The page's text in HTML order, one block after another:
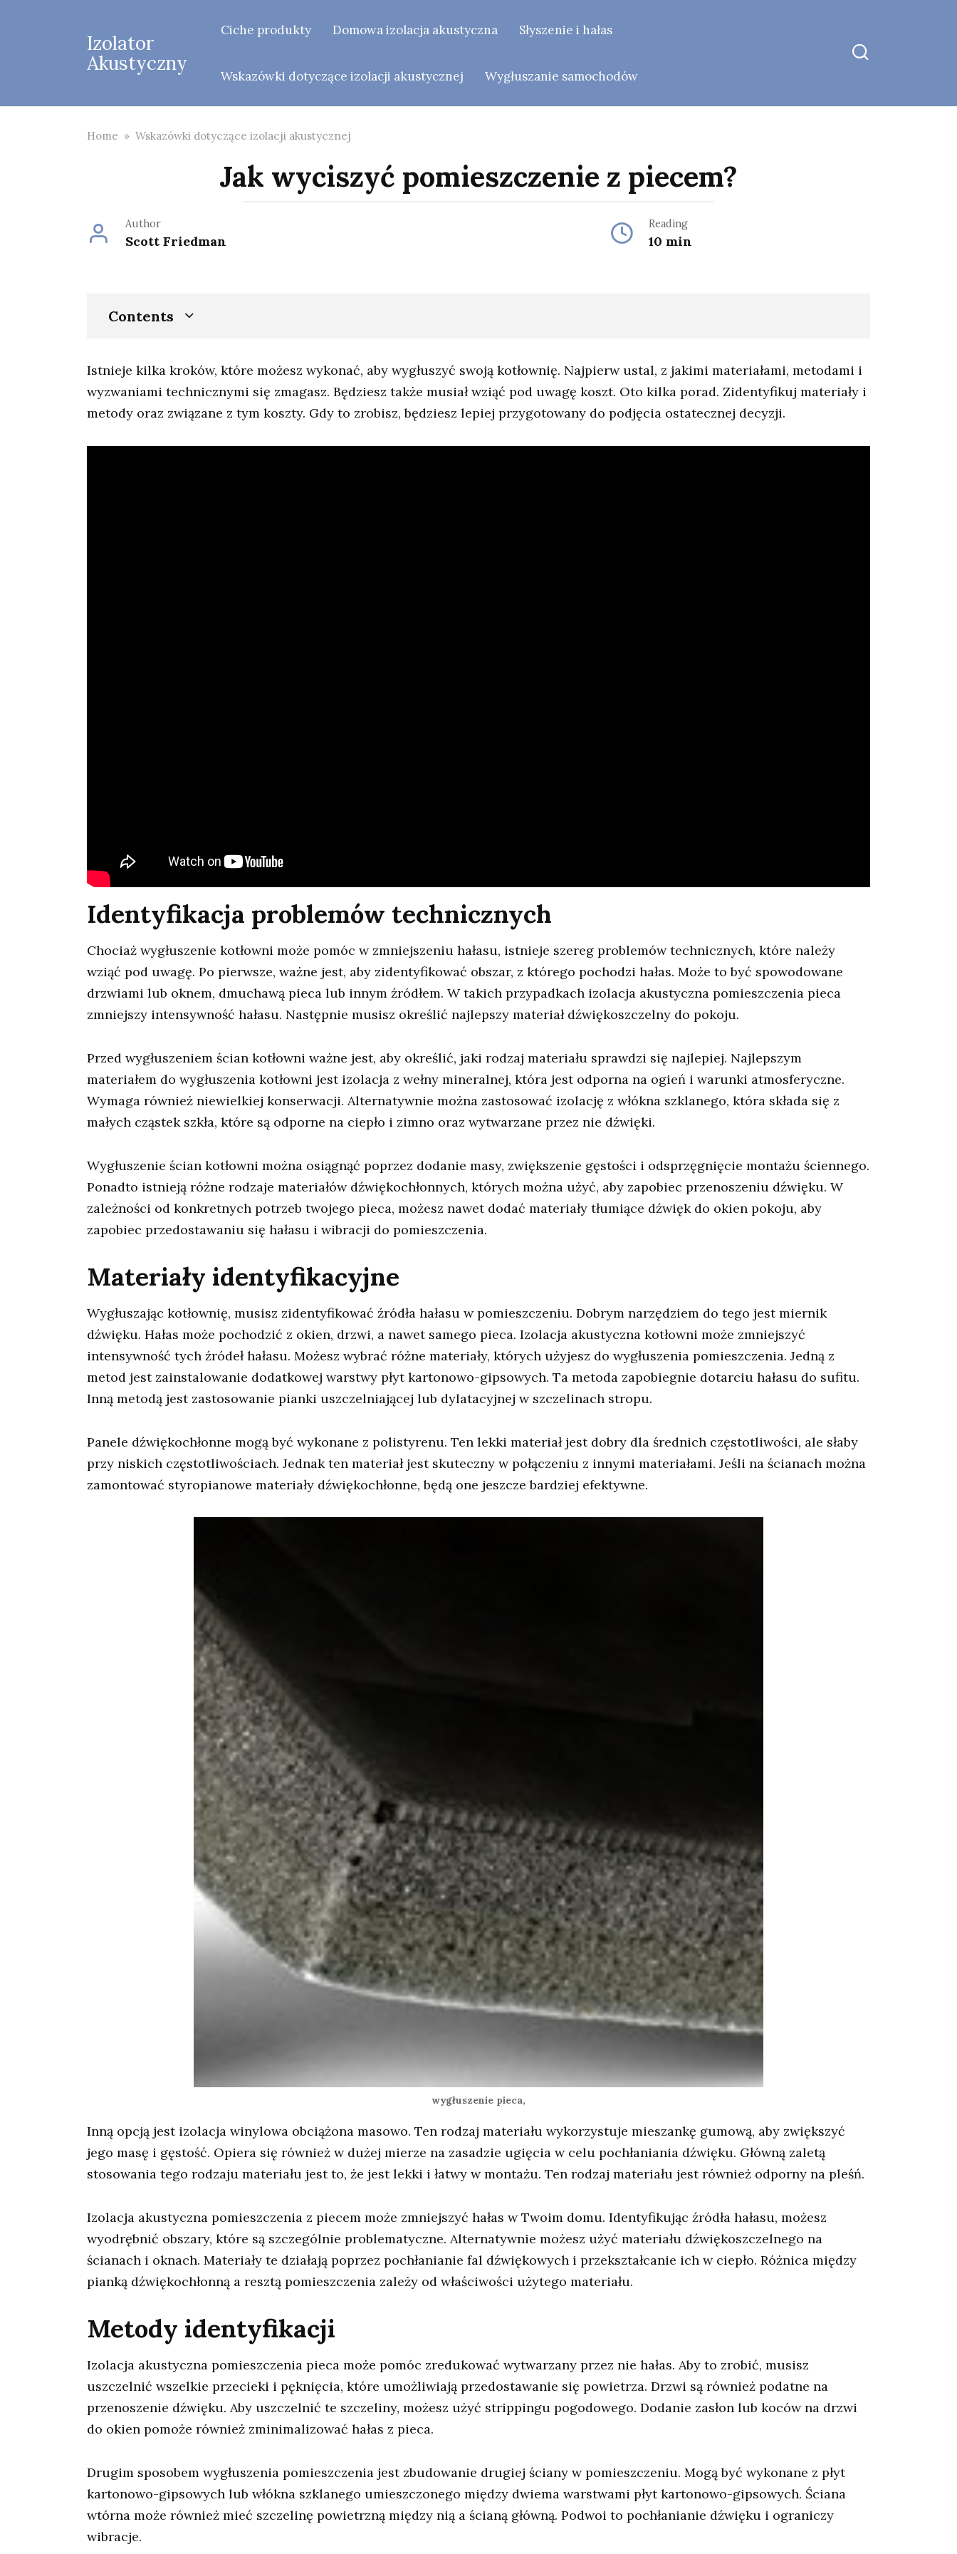
Izolator
Akustyczny
Ciche produkty Domowa izolacja akustyczna Słyszenie i hałas
Wskazówki dotyczące izolacji akustycznej Wygłuszanie samochodów
Home » Wskazówki dotyczące izolacji akustycznej
Jak wyciszyć pomieszczenie z piecem?
Author
Scott Friedman
Reading
10 min
Contents
Istnieje kilka kroków, które możesz wykonać, aby wygłuszyć swoją kotłownię. Najpierw ustal, z jakimi materiałami, metodami i
wyzwaniami technicznymi się zmagasz. Będziesz także musiał wziąć pod uwagę koszt. Oto kilka porad. Zidentyfikuj materiały i
metody oraz związane z tym koszty. Gdy to zrobisz, będziesz lepiej przygotowany do podjęcia ostatecznej decyzji.
Identyfikacja problemów technicznych
Chociaż wygłuszenie kotłowni może pomóc w zmniejszeniu hałasu, istnieje szereg problemów technicznych, które należy
wziąć pod uwagę. Po pierwsze, ważne jest, aby zidentyfikować obszar, z którego pochodzi hałas. Może to być spowodowane
drzwiami lub oknem, dmuchawą pieca lub innym źródłem. W takich przypadkach izolacja akustyczna pomieszczenia pieca
zmniejszy intensywność hałasu. Następnie musisz określić najlepszy materiał dźwiękoszczelny do pokoju.
Przed wygłuszeniem ścian kotłowni ważne jest, aby określić, jaki rodzaj materiału sprawdzi się najlepiej. Najlepszym
materiałem do wygłuszenia kotłowni jest izolacja z wełny mineralnej, która jest odporna na ogień i warunki atmosferyczne.
Wymaga również niewielkiej konserwacji. Alternatywnie można zastosować izolację z włókna szklanego, która składa się z
małych cząstek szkła, które są odporne na ciepło i zimno oraz wytwarzane przez nie dźwięki.
Wygłuszenie ścian kotłowni można osiągnąć poprzez dodanie masy, zwiększenie gęstości i odsprzęgnięcie montażu ściennego.
Ponadto istnieją różne rodzaje materiałów dźwiękochłonnych, których można użyć, aby zapobiec przenoszeniu dźwięku. W
zależności od konkretnych potrzeb twojego pieca, możesz nawet dodać materiały tłumiące dźwięk do okien pokoju, aby
zapobiec przedostawaniu się hałasu i wibracji do pomieszczenia.
Materiały identyfikacyjne
Wygłuszając kotłownię, musisz zidentyfikować źródła hałasu w pomieszczeniu. Dobrym narzędziem do tego jest miernik
dźwięku. Hałas może pochodzić z okien, drzwi, a nawet samego pieca. Izolacja akustyczna kotłowni może zmniejszyć
intensywność tych źródeł hałasu. Możesz wybrać różne materiały, których użyjesz do wygłuszenia pomieszczenia. Jedną z
metod jest zainstalowanie dodatkowej warstwy płyt kartonowo-gipsowych. Ta metoda zapobiegnie dotarciu hałasu do sufitu.
Inną metodą jest zastosowanie pianki uszczelniającej lub dylatacyjnej w szczelinach stropu.
Panele dźwiękochłonne mogą być wykonane z polistyrenu. Ten lekki materiał jest dobry dla średnich częstotliwości, ale słaby
przy niskich częstotliwościach. Jednak ten materiał jest skuteczny w połączeniu z innymi materiałami. Jeśli na ścianach można
zamontować styropianowe materiały dźwiękochłonne, będą one jeszcze bardziej efektywne.
wygłuszenie pieca,
Inną opcją jest izolacja winylowa obciążona masowo. Ten rodzaj materiału wykorzystuje mieszankę gumową, aby zwiększyć
jego masę i gęstość. Opiera się również w dużej mierze na zasadzie ugięcia w celu pochłaniania dźwięku. Główną zaletą
stosowania tego rodzaju materiału jest to, że jest lekki i łatwy w montażu. Ten rodzaj materiału jest również odporny na pleśń.
Izolacja akustyczna pomieszczenia z piecem może zmniejszyć hałas w Twoim domu. Identyfikując źródła hałasu, możesz
wyodrębnić obszary, które są szczególnie problematyczne. Alternatywnie możesz użyć materiału dźwiękoszczelnego na
ścianach i oknach. Materiały te działają poprzez pochłanianie fal dźwiękowych i przekształcanie ich w ciepło. Różnica między
pianką dźwiękochłonną a resztą pomieszczenia zależy od właściwości użytego materiału.
Metody identyfikacji
Izolacja akustyczna pomieszczenia pieca może pomóc zredukować wytwarzany przez nie hałas. Aby to zrobić, musisz
uszczelnić wszelkie przecieki i pęknięcia, które umożliwiają przedostawanie się powietrza. Drzwi są również podatne na
przenoszenie dźwięku. Aby uszczelnić te szczeliny, możesz użyć strippingu pogodowego. Dodanie zasłon lub koców na drzwi
do okien pomoże również zminimalizować hałas z pieca.
Drugim sposobem wygłuszenia pomieszczenia jest zbudowanie drugiej ściany w pomieszczeniu. Mogą być wykonane z płyt
kartonowo-gipsowych lub włókna szklanego umieszczonego między dwiema warstwami płyt kartonowo-gipsowych. Ściana
wtórna może również mieć szczelinę powietrzną między nią a ścianą główną. Podwoi to pochłanianie dźwięku i ograniczy
wibracje.